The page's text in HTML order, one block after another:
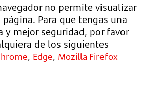
no permite visualizar
Para que tengas una
y mejor seguridad, por favor
de los siguientes
, Edge, Mozilla Firefox